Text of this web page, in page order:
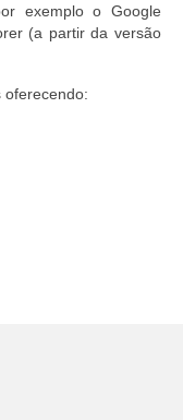
exemplo o Google
(a partir da versão
oferecendo: